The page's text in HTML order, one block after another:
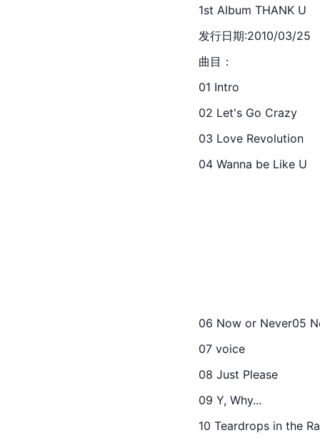
1st Album THANK U
发行日期:2010/03/25
曲目：
01 Intro
02 Let's Go Crazy
03 Love Revolution
04 Wanna be Like U
06 Now or Never05
07 voice
08 Just Please
09 Y, Why...
10 Teardrops in the